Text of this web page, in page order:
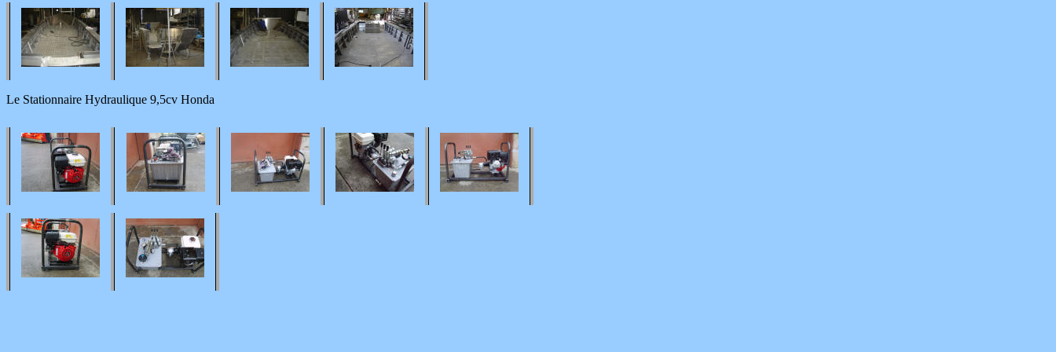
Le Stationnaire Hydraulique 9,5cv Honda